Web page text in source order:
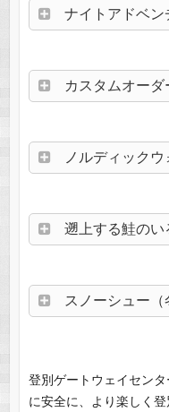
ナイトアドベン
カスタムオーダ
ノルディック
遡上する鮭のい
スノーシュー（
登別ゲートウェイセン
に安全に、より楽しく